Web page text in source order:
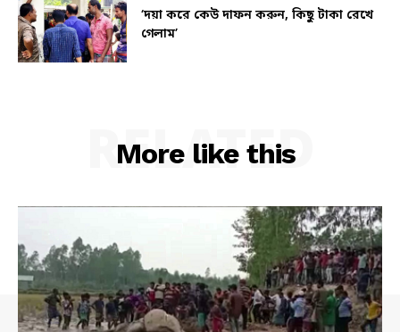
‘দয়া করে কেউ দাফন করুন, কিছু টাকা রেখে
গেলাম’
More like this
RELATED